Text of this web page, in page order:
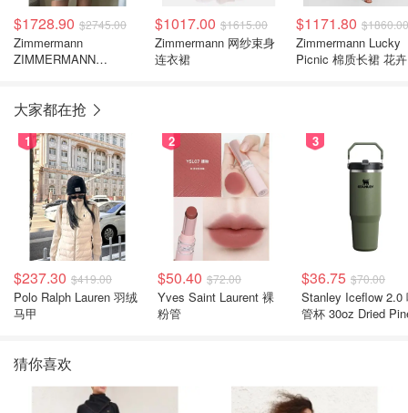
$1728.90 $2745.00
Zimmermann
ZIMMERMANN
$1017.00 $1615.00
Zimmermann 网纱束身
连衣裙
$1171.80 $1860.00
Zimmermann Lucky
Picnic 棉质长裙 花卉
大家都在抢
1
$237.30 $419.00
Polo Ralph Lauren 羽绒
马甲
2
$50.40 $72.00
Yves Saint Laurent 裸
粉管
3
$36.75 $70.00
Stanley Iceflow 2.0 吸
管杯 30oz Dried
猜你喜欢